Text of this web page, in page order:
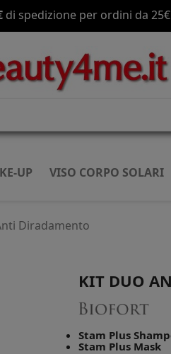
gratisa partire da 70€!
UP VISO CORPO SOLARI
Diradamento
KIT DUO
Stam Plus
Stam Plus Mask